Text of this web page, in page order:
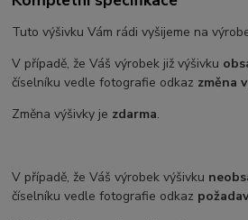
Tuto výšivku Vám rádi vyšijeme na
V případě, že Váš výrobek již výšivku
číselníku vedle fotografie odkaz změna
Změna výšivky je zdarma.
V případě, že Váš výrobek výšivku
číselníku vedle fotografie odkaz